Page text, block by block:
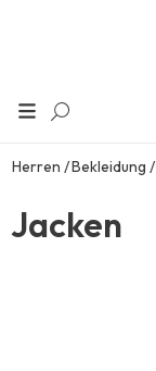
Herren Bekleidung
Jacken